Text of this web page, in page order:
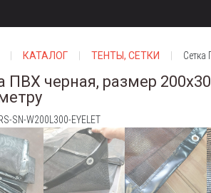
КАТАЛОГ ТЕНТЫ, СЕТКИ Сетка
ПВХ черная, размер
SN-W200L300-EYELET